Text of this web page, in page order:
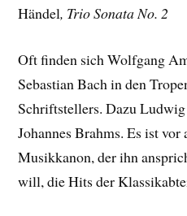
Händel, Trio Sonata No. 2
Oft finden sich Wolfgang
Sebastian Bach in den
Schriftstellers. Dazu
Johannes Brahms. Es ist
Musikkanon, der ihn
will, die Hits der